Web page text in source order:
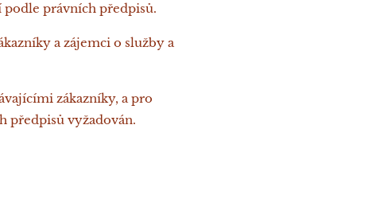
podle právních předpisů.
a zájemci o služby a
zákazníky, a pro
předpisů vyžadován.